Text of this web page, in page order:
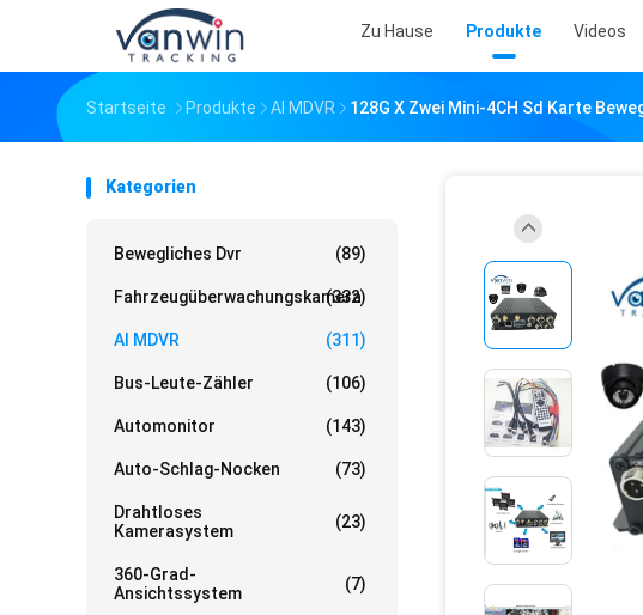
Zu Hause Produkte Videos
Startseite Produkte AI MDVR 128G X Zwei Mini-4CH Sd Karte
Kategorien
Bewegliches Dvr (89)
Fahrzeugüberwachungskamera
(332)
AI MDVR (311)
Bus-Leute-Zähler (106)
Automonitor (143)
Auto-Schlag-Nocken (73)
Drahtloses
Kamerasystem
(23)
360-Grad-
Ansichtssystem
(7)